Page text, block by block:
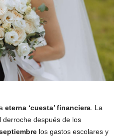
eterna ‘cuesta’ financiera . La
después de los
los gastos escolares y